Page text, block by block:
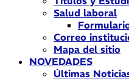
Salud laboral
Correo
Mapa del sitio
NOVEDADES
Últimas